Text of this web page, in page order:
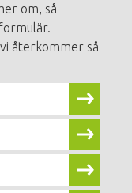
om, så
återkommer så